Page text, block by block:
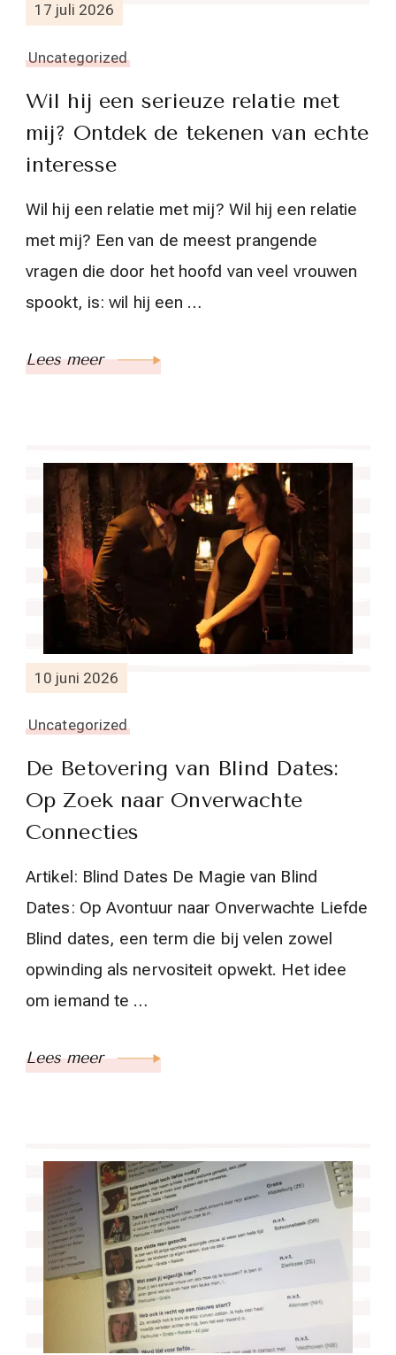
17 juli 2026
Uncategorized
Wil hij een serieuze relatie met
mij? Ontdek de tekenen van echte
interesse
Wil hij een relatie met mij? Wil hij een relatie
met mij? Een van de meest prangende
vragen die door het hoofd van veel vrouwen
spookt, is: wil hij een …
Lees meer
10 juni 2026
Uncategorized
De Betovering van Blind Dates:
Op Zoek naar Onverwachte
Connecties
Artikel: Blind Dates De Magie van Blind
Dates: Op Avontuur naar Onverwachte Liefde
Blind dates, een term die bij velen zowel
opwinding als nervositeit opwekt. Het idee
om iemand te …
Lees meer